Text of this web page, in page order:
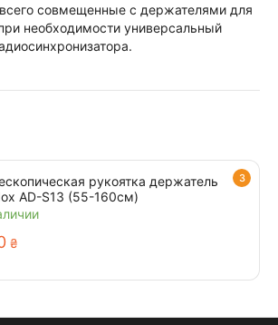
совмещенные с держателями для
необходимости универсальный
3
рукоятка держатель
AD-S13 (55-160см)
₴